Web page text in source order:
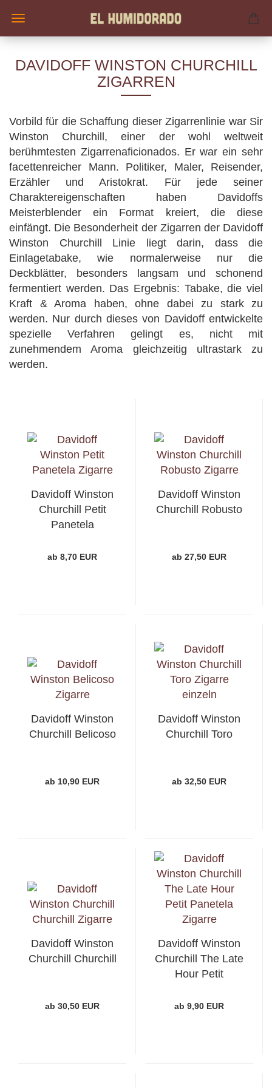
DAVIDOFF WINSTON CHURCHILL
ZIGARREN
Vorbild für die Schaffung dieser Zigarrenlinie war Sir
Winston Churchill, einer der wohl weltweit
berühmtesten Zigarrenaficionados. Er war ein sehr
facettenreicher Mann. Politiker, Maler, Reisender,
Erzähler und Aristokrat. Für jede seiner
Charaktereigenschaften haben Davidoffs
Meisterblender ein Format kreiert, die diese
einfängt. Die Besonderheit der Zigarren der Davidoff
Winston Churchill Linie liegt darin, dass die
Einlagetabake, wie normalerweise nur die
Deckblätter, besonders langsam und schonend
fermentiert werden. Das Ergebnis: Tabake, die viel
Kraft & Aroma haben, ohne dabei zu stark zu
werden. Nur durch dieses von Davidoff entwickelte
spezielle Verfahren gelingt es, nicht mit
zunehmendem Aroma gleichzeitig ultrastark zu
werden.
Davidoff Winston
Churchill Petit
Panetela
ab 8,70 EUR
Davidoff Winston
Churchill Robusto
ab 27,50 EUR
Davidoff Winston
Churchill Belicoso
ab 10,90 EUR
Davidoff Winston
Churchill Toro
ab 32,50 EUR
Davidoff Winston
Churchill Churchill
ab 30,50 EUR
Davidoff Winston
Churchill The Late
Hour Petit
ab 9,90 EUR